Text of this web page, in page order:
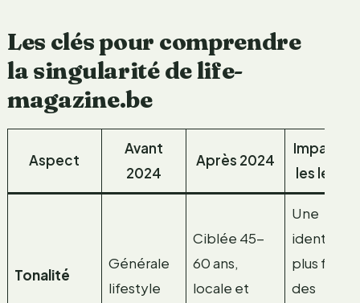
Les clés pour comprendre
la singularité de life-
magazine.be
Aspect
Avant
2024
Après 2024
Impact
les
Tonalité
Générale
lifestyle
Ciblée 45-
60 ans,
locale et
Une
plus forte
des